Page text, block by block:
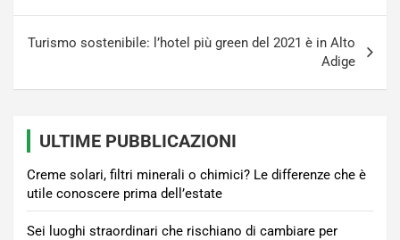
Turismo sostenibile: l’hotel più green del 2021 è in Alto
Adige
ULTIME PUBBLICAZIONI
Creme solari, filtri minerali o chimici? Le differenze che è
utile conoscere prima dell’estate
Sei luoghi straordinari che rischiano di cambiare per